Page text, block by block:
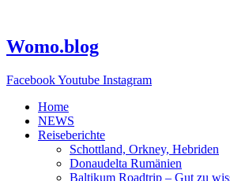
springen
Womo.blog
FacebookYoutube Instagram
Home
NEWS
Reiseberichte
Schottland, Orkney, Hebriden
Donaudelta Rumänien
Baltikum Roadtrip – Gut zu